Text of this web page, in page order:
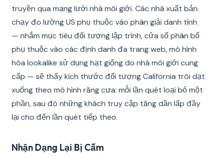
truyền qua mạng lưới nhà môi giới. Các nhà xuất bản
chạy đo lường US phụ thuộc vào phân giải danh tính
— nhắm mục tiêu đối tượng lập trình, cửa sổ phân bổ
phụ thuộc vào các định danh đa trang web, mô hình
hóa lookalike sử dụng hạt giống do nhà môi giới cung
cấp — sẽ thấy kích thước đối tượng California trôi dạt
xuống theo mô hình răng cưa: mỗi lần quét loại bỏ một
phần, sau đó những khách truy cập tăng dần lấp đầy
lại cho đến lần quét tiếp theo.
Nhận Dạng Lại Bị Cấm